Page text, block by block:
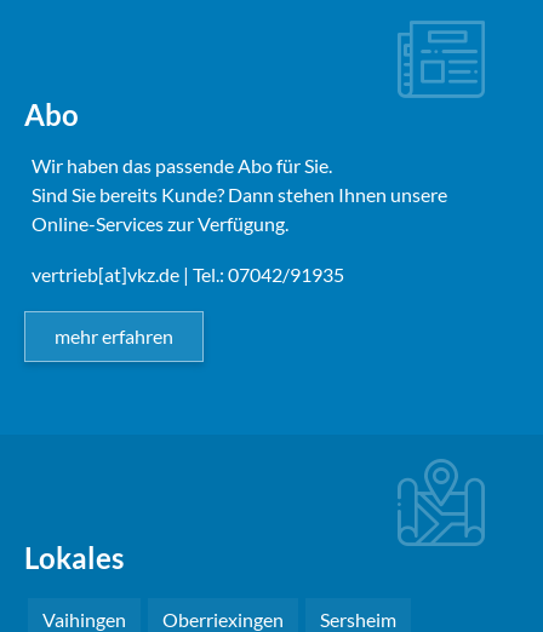
Abo
Wir haben das passende Abo für Sie.
Sind Sie bereits Kunde? Dann stehen Ihnen unsere
Online-Services zur Verfügung.
vertrieb[at]vkz.de | Tel.: 07042/91935
mehr erfahren
Lokales
Vaihingen Oberriexingen Sersheim